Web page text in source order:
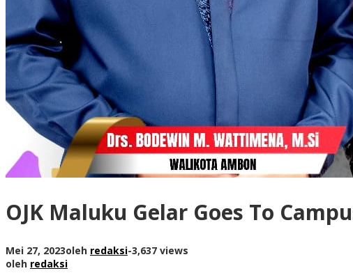
OJK Maluku Gelar Goes To
Mei 27, 2023oleh redaksi-3,637 views
oleh redaksi